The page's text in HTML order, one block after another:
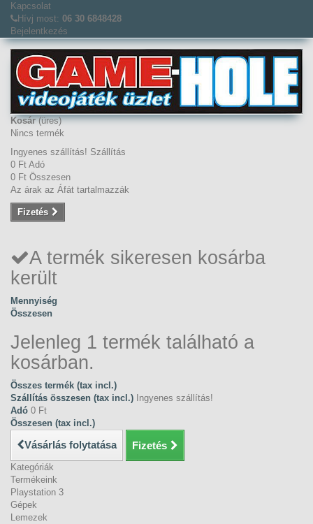
Kapcsolat
Hívj most: 06 30 6848428
Bejelentkezés
Kosár (üres)
Nincs termék
Ingyenes szállítás! Szállítás
0 Ft‎ Adó
0 Ft‎ Összesen
Az árak az Áfát tartalmazzák
Fizetés
A termék sikeresen kosárba
került
Mennyiség
Összesen
Jelenleg 1 termék található a
kosárban.
Összes termék (tax incl.)
Szállítás összesen (tax incl.) Ingyenes szállítás!
Adó 0 Ft‎
Összesen (tax incl.)
Vásárlás folytatása Fizetés
Kategóriák
Termékeink
Playstation 3
Gépek
Lemezek